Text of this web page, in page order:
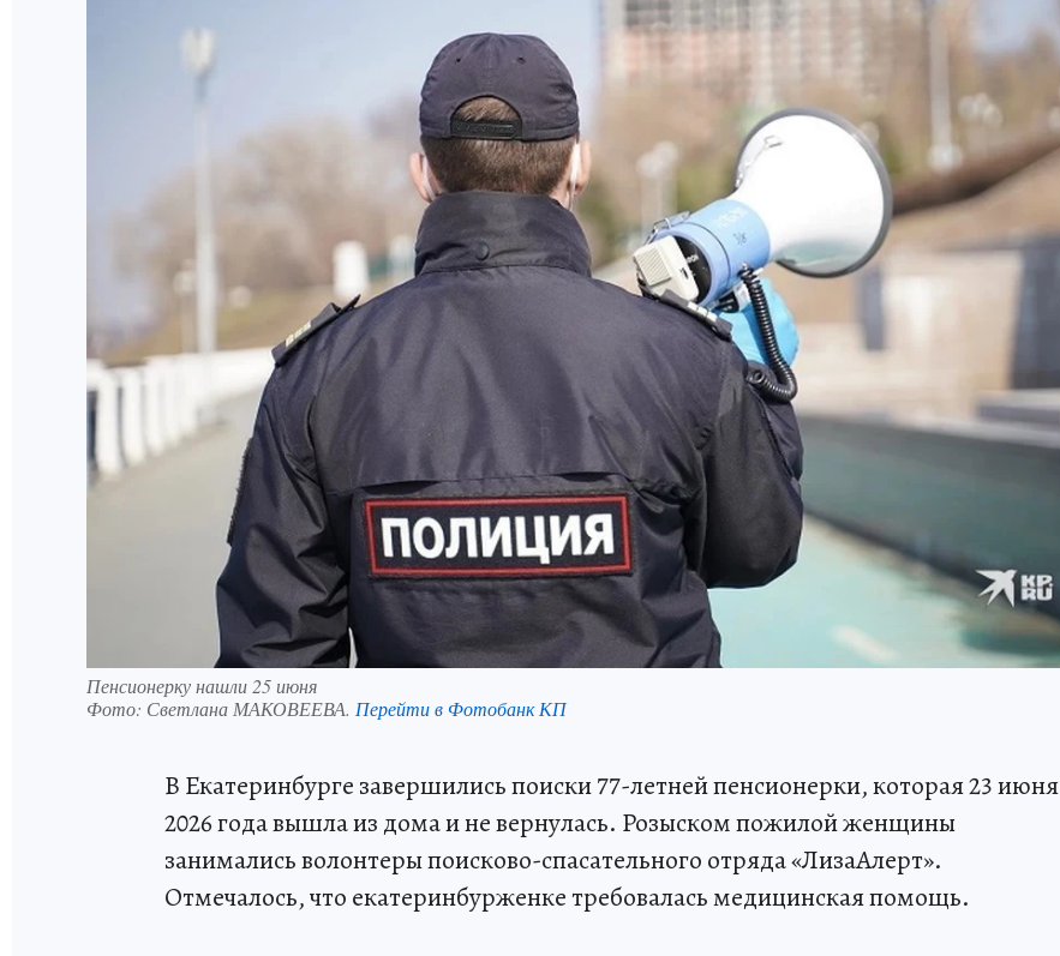
Пенсионерку нашли 25 июня
Фото: Светлана МАКОВЕЕВА. Перейти в Фотобанк КП
В Екатеринбурге завершились поиски 77-летней пенсионерки, которая 23 июня
2026 года вышла из дома и не вернулась. Розыском пожилой женщины
занимались волонтеры поисково-спасательного отряда «ЛизаАлерт».
Отмечалось, что екатеринбурженке требовалась медицинская помощь.